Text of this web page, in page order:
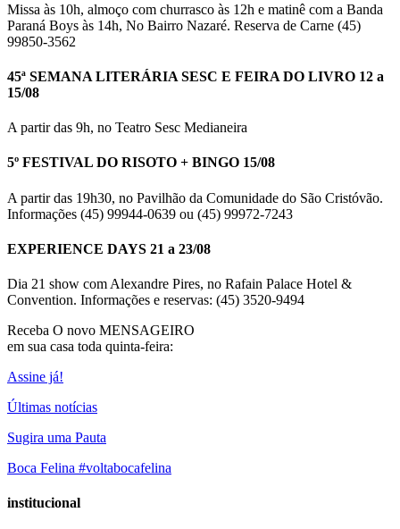
Missa às 10h, almoço com churrasco às 12h e matinê com a Banda
Paraná Boys às 14h, No Bairro Nazaré. Reserva de Carne (45)
99850-3562
45ª SEMANA LITERÁRIA SESC E FEIRA DO LIVRO 12 a
15/08
A partir das 9h, no Teatro Sesc Medianeira
5º FESTIVAL DO RISOTO + BINGO 15/08
A partir das 19h30, no Pavilhão da Comunidade do São Cristóvão.
Informações (45) 99944-0639 ou (45) 99972-7243
EXPERIENCE DAYS 21 a 23/08
Dia 21 show com Alexandre Pires, no Rafain Palace Hotel &
Convention. Informações e reservas: (45) 3520-9494
Receba O novo MENSAGEIRO
em sua casa toda quinta-feira:
Assine já!
Últimas notícias
Sugira uma Pauta
Boca Felina #voltabocafelina
institucional